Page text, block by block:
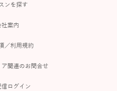
ンを探す
社案内
／利用規約
関連のお問合せ
ログイン